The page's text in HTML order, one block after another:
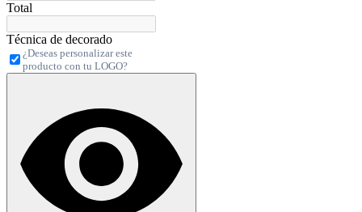
Total
Técnica de decorado
¿Deseas personalizar este
producto con tu LOGO?